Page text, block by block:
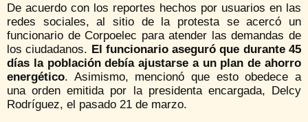
De acuerdo con los reportes hechos por usuarios en las
redes sociales, al sitio de la protesta se acercó un
funcionario de Corpoelec para atender las demandas de
los ciudadanos. El funcionario aseguró que durante 45
días la población debía ajustarse a un plan de ahorro
energético. Asimismo, mencionó que esto obedece a
una orden emitida por la presidenta encargada, Delcy
Rodríguez, el pasado 21 de marzo.